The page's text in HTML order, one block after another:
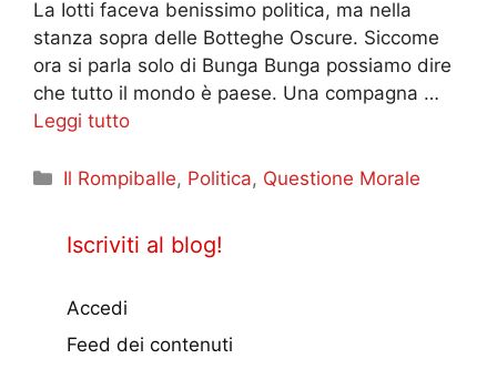
La Iotti faceva benissimo politica, ma nella
stanza sopra delle Botteghe Oscure. Siccome
ora si parla solo di Bunga Bunga possiamo dire
che tutto il mondo è paese. Una compagna …
Leggi tutto
Categorie
Il Rompiballe, Politica, Questione Morale
Iscriviti al blog!
Accedi
Feed dei contenuti